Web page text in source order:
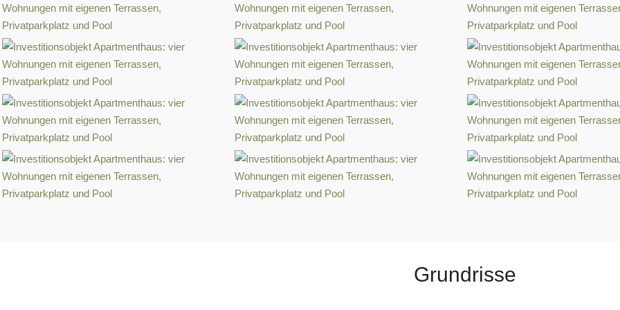
Grundrisse